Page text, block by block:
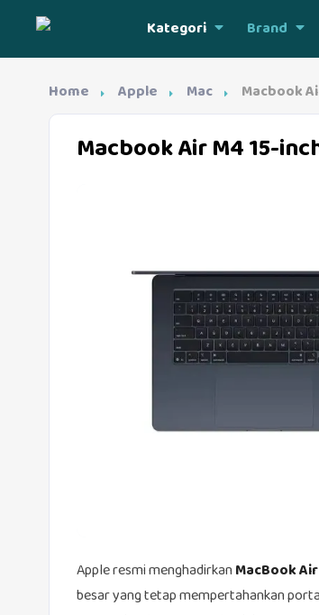
Kategori Brand
Home Apple Mac Macbook
Macbook Air M4 15-
Apple resmi menghadirkanMacBook
besar yang tetap mempertahankan